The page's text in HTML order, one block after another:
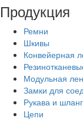
Продукция
Ремни
Шкивы
Конвейерная
Модульная
Замки для
Рукава и
Цепи